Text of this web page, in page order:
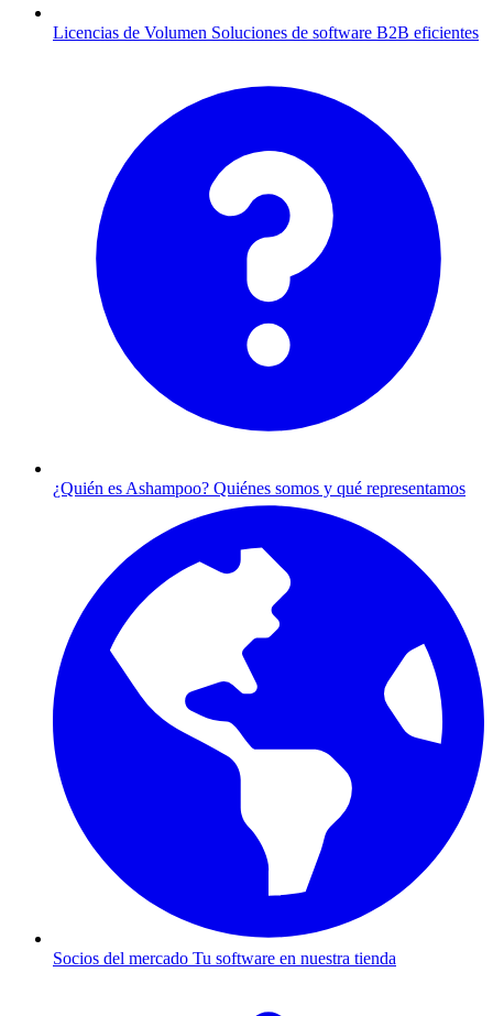
Licencias de Volumen Soluciones de software B2B eficientes
¿Quién es Ashampoo? Quiénes somos y qué representamos
Socios del mercado Tu software en nuestra tienda